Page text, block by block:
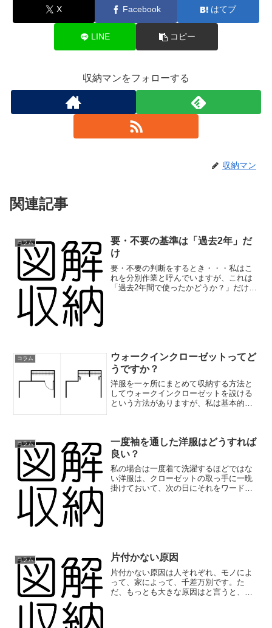
X Facebook はてブ
LINE コピー
収納マンをフォローする
収納マン
関連記事
コラム
要・不要の基準は「過去2年」だ
け
要・不要の判断をするとき・・・私はこ
れを分別作業と呼んでいますが、これは
「過去2年間で使ったかどうか？」だけで
コラム
ウォークインクローゼットってど
うですか？
洋服を一ヶ所にまとめて収納する方法と
してウォークインクローゼットを設ける
という方法がありますが、私は基本的に
分譲の一戸建てやマンショ...
コラム
一度袖を通した洋服はどうすれば
良い？
私の場合は一度着て洗濯するほどではな
い洋服は、クローゼットの取っ手に一晩
掛けておいて、次の日にそれをワードロ
コラム 片付かない原因
片付かない原因は人それぞれ、モノによ
って、家によって、千差万別です。た
だ、もっとも大きな原因はと言うと、そ